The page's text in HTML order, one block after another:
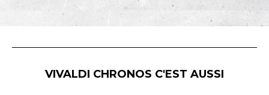
VIVALDI CHRONOS C'EST AUSSI